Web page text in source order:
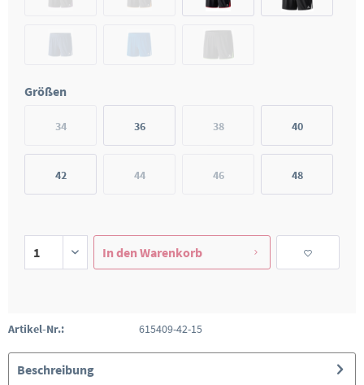
Größen
34 36 38 40
42 44 46 48
In den Warenkorb
Artikel-Nr.: 615409-42-15
Beschreibung